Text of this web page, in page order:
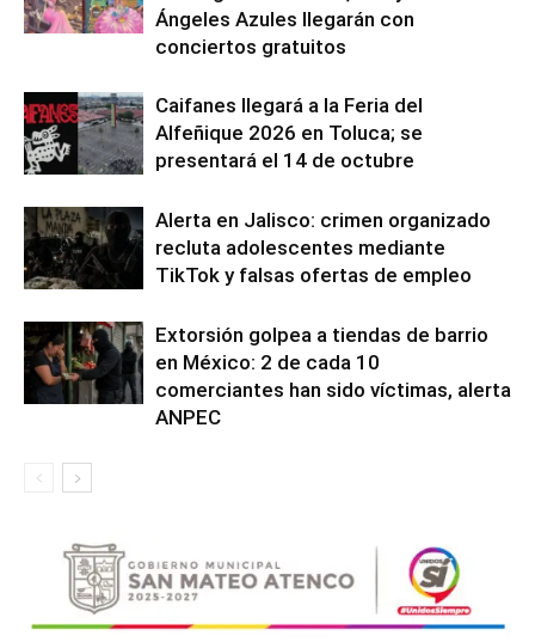
Ángeles Azules llegarán con
conciertos gratuitos
Caifanes llegará a la Feria del
Alfeñique 2026 en Toluca; se
presentará el 14 de octubre
Alerta en Jalisco: crimen organizado
recluta adolescentes mediante
TikTok y falsas ofertas de empleo
Extorsión golpea a tiendas de barrio
en México: 2 de cada 10
comerciantes han sido víctimas, alerta
ANPEC